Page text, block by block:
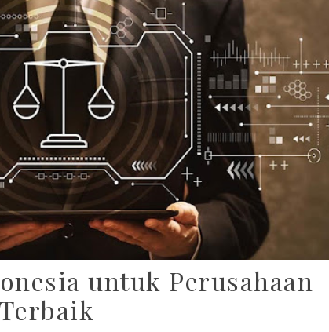
untuk Perusahaan
Terbaik